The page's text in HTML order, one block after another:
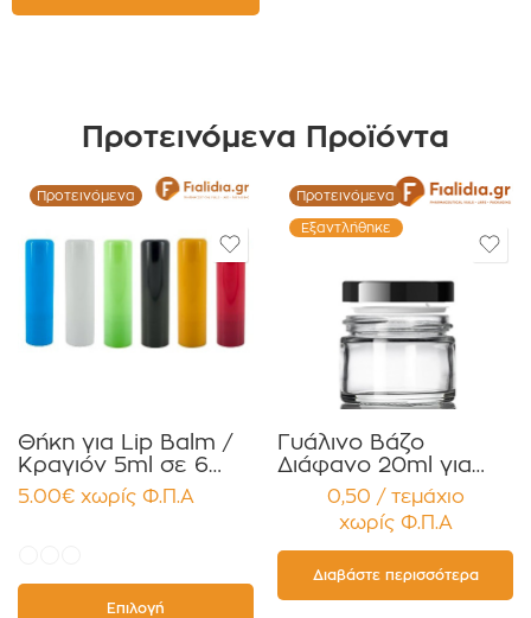
Προτεινόμενα Προϊόντα
Προτεινόμενα
Θήκη για Lip Balm /
Κραγιόν 5ml σε 6
χρώματα Πακέτο
10τεμ.
5.00€ χωρίς Φ.Π.Α
Επιλογή
Προτεινόμενα
Εξαντλήθηκε
Γυάλινο Βάζο
Διάφανο 20ml για
Κρέμες και
Κηραλοιφές με
Μαύρο Γυαλιστερό
Καπάκι Παρέμβυσμα
Συσκευασία 12
τεμαχίων
0,50 / τεμάχιο
χωρίς Φ.Π.Α
Διαβάστε περισσότερα